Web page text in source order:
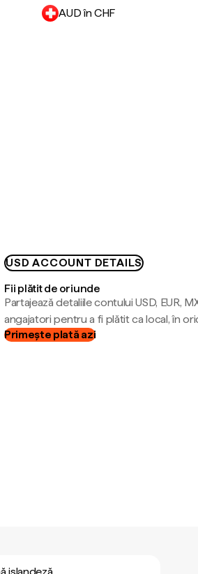
AUD în CHF
USD ACCOUNT DETAILS
Fii plătit de oriunde
Partajează detaliile contului USD, EUR,
angajatori pentru a fi plătit ca local, în
Primește plată azi